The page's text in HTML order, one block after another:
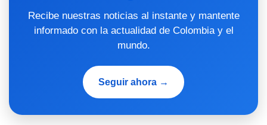
Recibe nuestras noticias al instante y mantente
informado con la actualidad de Colombia y el
mundo.
Seguir ahora →